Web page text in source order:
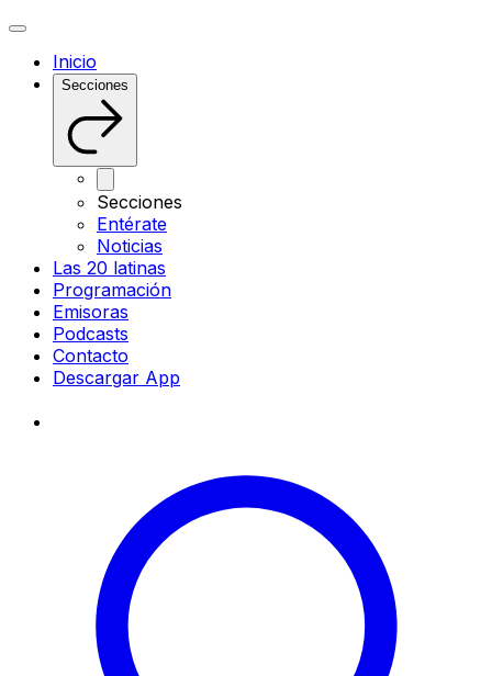
Inicio
Secciones
Secciones
Entérate
Noticias
Las 20 latinas
Programación
Emisoras
Podcasts
Contacto
Descargar App